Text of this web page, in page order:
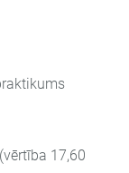
17,60